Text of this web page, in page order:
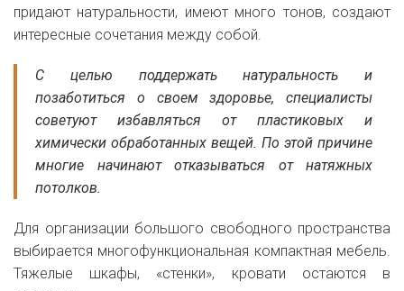
придают натуральности, имеют много тонов, создают
интересные сочетания между собой.
С целью поддержать натуральность и
позаботиться о своем здоровье, специалисты
советуют избавляться от пластиковых и
химически обработанных вещей. По этой причине
многие начинают отказываться от натяжных
потолков.
Для организации большого свободного пространства
выбирается многофункциональная компактная мебель.
Тяжелые шкафы, «стенки», кровати остаются в